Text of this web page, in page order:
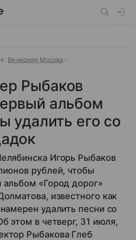
Вечерняя Москва
Рыбаков
альбом
удалить его со
Игорь Рыбаков
рублей, чтобы
«Город дорог»
известного как
удалить песни со
этом в четверг, 31 июля,
Рыбакова Глеб